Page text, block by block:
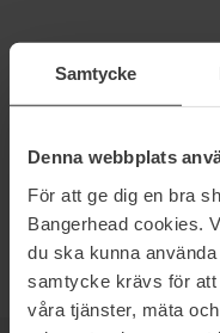
Samtycke
Denna webbplats
För att ge dig en bra
Bangerhead cookies.
du ska kunna
samtycke krävs för
våra tjänster, mäta
PARIS HILTON
Superstjernen Paris
samarbeidet kun skulle
stor framgang. I dag
passer alle personer og